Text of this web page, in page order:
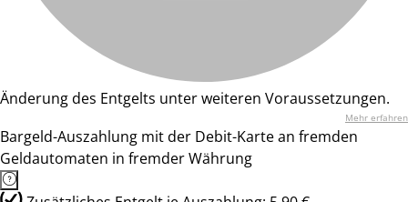
Änderung des Entgelts unter weiteren Voraussetzungen.
Mehr erfahren
Bargeld-Auszahlung mit der Debit-Karte an fremden
Geldautomaten in fremder Währung